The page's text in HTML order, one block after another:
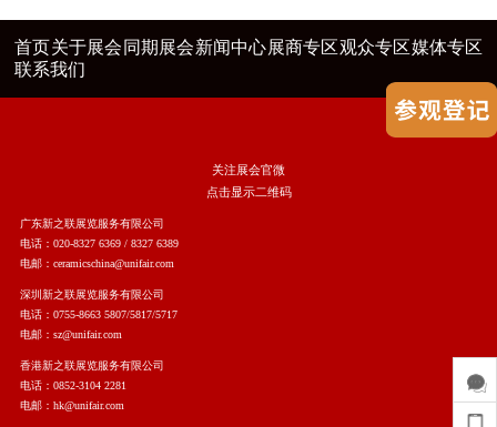
首页 关于展会 同期展会新闻中心展商专区 观众专区媒体专区
联系我们
关注展会官微
点击显示二维码
广东新之联展览服务有限公司
电话：020-8327 6369 / 8327 6389
电邮：ceramicschina@unifair.com
深圳新之联展览服务有限公司
电话：0755-8663 5807/5817/5717
电邮：sz@unifair.com
香港新之联展览服务有限公司
电话：0852-3104 2281
电邮：hk@unifair.com